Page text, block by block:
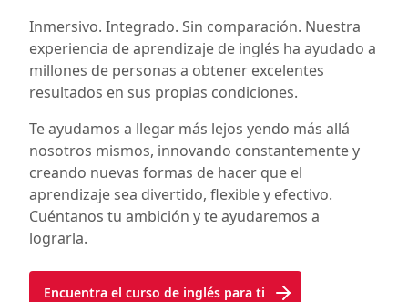
Inmersivo. Integrado. Sin comparación. Nuestra
experiencia de aprendizaje de inglés ha ayudado a
millones de personas a obtener excelentes
resultados en sus propias condiciones.
Te ayudamos a llegar más lejos yendo más allá
nosotros mismos, innovando constantemente y
creando nuevas formas de hacer que el
aprendizaje sea divertido, flexible y efectivo.
Cuéntanos tu ambición y te ayudaremos a
lograrla.
Encuentra el curso de inglés para ti